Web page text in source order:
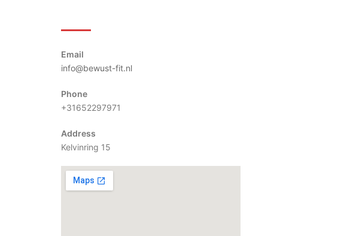
Email
info@bewust-fit.nl
Phone
+31652297971
Address
Kelvinring 15